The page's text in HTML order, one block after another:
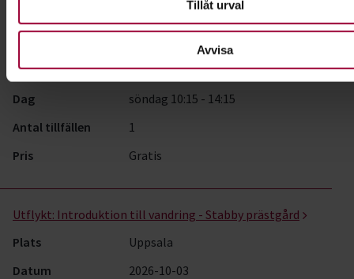
Tillåt urval
Avvisa
Datum
2026-09-20
Dag
söndag 10:15 - 14:15
Antal tillfällen
1
Pris
Gratis
Utflykt: Introduktion till vandring - Stabby prästgård
Plats
Uppsala
Datum
2026-10-03